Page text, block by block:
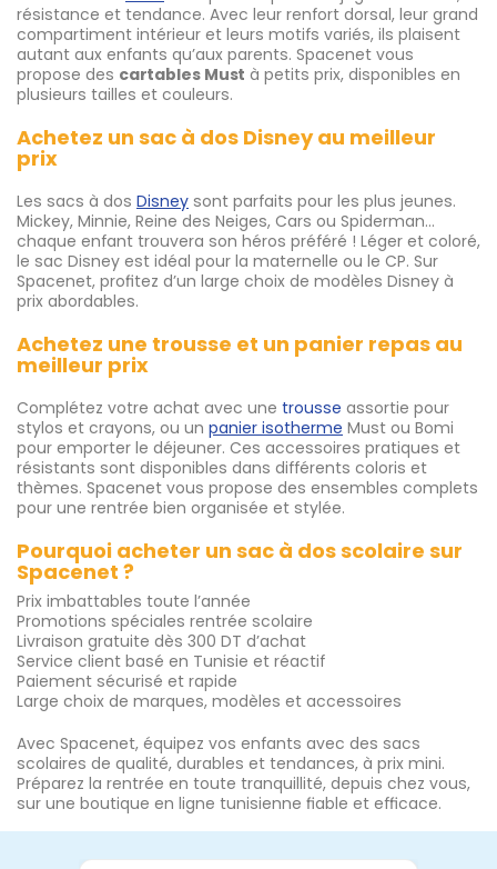
résistance et tendance. Avec leur renfort dorsal, leur grand
compartiment intérieur et leurs motifs variés, ils plaisent
autant aux enfants qu’aux parents. Spacenet vous
propose des cartables Must à petits prix, disponibles en
plusieurs tailles et couleurs.
Achetez un sac à dos Disney au meilleur
prix
Les sacs à dos Disney sont parfaits pour les plus jeunes.
Mickey, Minnie, Reine des Neiges, Cars ou Spiderman…
chaque enfant trouvera son héros préféré ! Léger et coloré,
le sac Disney est idéal pour la maternelle ou le CP. Sur
Spacenet, profitez d’un large choix de modèles Disney à
prix abordables.
Achetez une trousse et un panier repas au
meilleur prix
Complétez votre achat avec une trousse assortie pour
stylos et crayons, ou un panier isotherme Must ou Bomi
pour emporter le déjeuner. Ces accessoires pratiques et
résistants sont disponibles dans différents coloris et
thèmes. Spacenet vous propose des ensembles complets
pour une rentrée bien organisée et stylée.
Pourquoi acheter un sac à dos scolaire sur
Spacenet ?
Prix imbattables toute l’année
Promotions spéciales rentrée scolaire
Livraison gratuite dès 300 DT d’achat
Service client basé en Tunisie et réactif
Paiement sécurisé et rapide
Large choix de marques, modèles et accessoires
Avec Spacenet, équipez vos enfants avec des sacs
scolaires de qualité, durables et tendances, à prix mini.
Préparez la rentrée en toute tranquillité, depuis chez vous,
sur une boutique en ligne tunisienne fiable et efficace.